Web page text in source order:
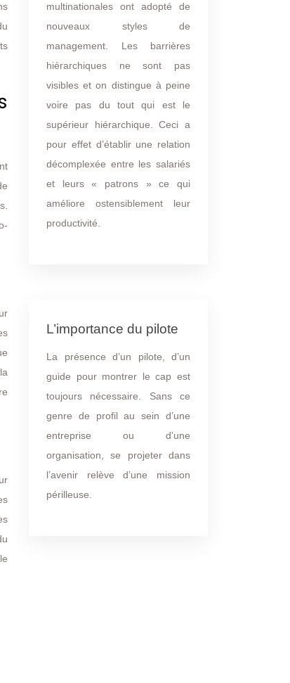
multinationales ont adopté de
nouveaux styles de
management. Les barrières
hiérarchiques ne sont pas
visibles et on distingue à peine
voire pas du tout qui est le
supérieur hiérarchique. Ceci a
pour effet d’établir une relation
décomplexée entre les salariés
et leurs « patrons » ce qui
améliore ostensiblement leur
productivité.
L’importance du pilote
La présence d’un pilote, d’un
guide pour montrer le cap est
toujours nécessaire. Sans ce
genre de profil au sein d’une
entreprise ou d’une
organisation, se projeter dans
l’avenir relève d’une mission
périlleuse.